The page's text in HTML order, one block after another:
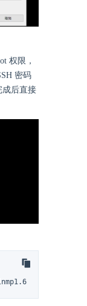
权限，
密码
成后直接
-cO